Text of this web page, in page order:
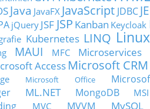
Java JavaFX JavaScript JDBC
jQuery JSF JSP Kanban Keycloak
Kubernetes LINQ Linux
MAUI MFC Microservices
Access Microsoft CRM
Microsoft Office
ML.NET MongoDB MSI
MVC MVVM MySQL